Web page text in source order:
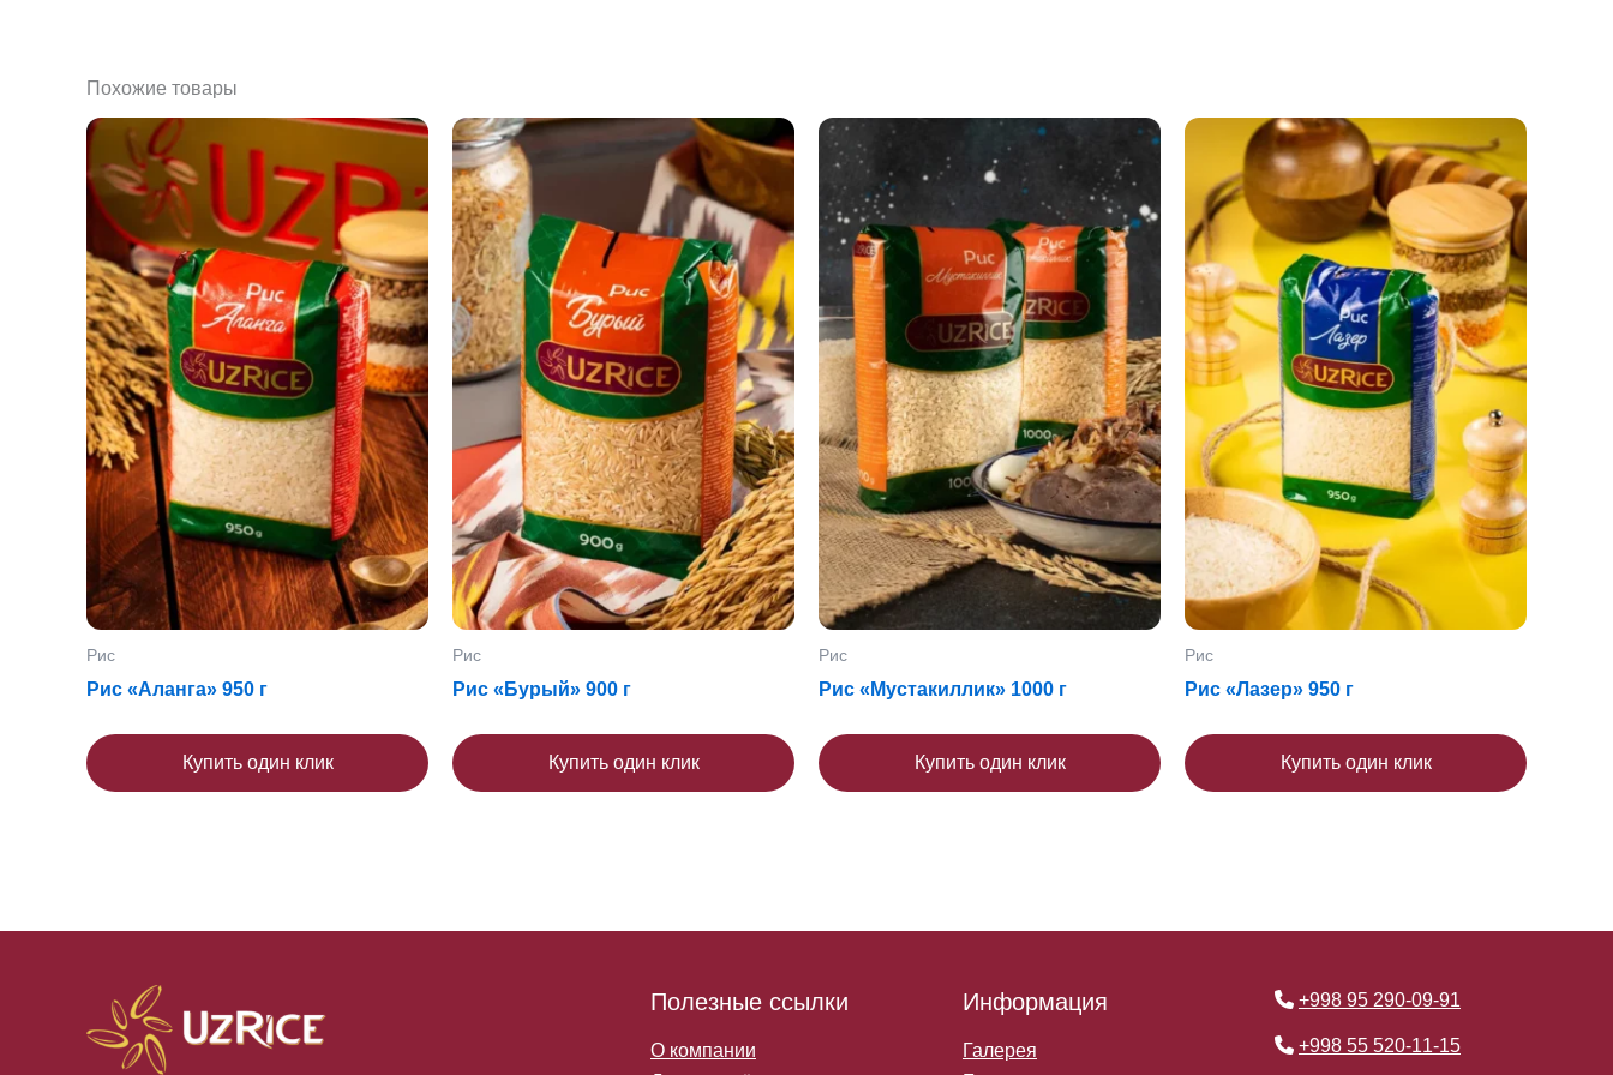
Похожие товары
Рис
Рис «Аланга» 950 г
Купить один клик
Рис
Рис «Бурый» 900 г
Купить один клик
Рис
Рис «Мустакиллик» 1000 г
Купить один клик
Рис
Рис «Лазер» 950 г
Купить один клик
Полезные ссылки
О компании
Информация
Галерея
+998 95 290-09-91
+998 55 520-11-15